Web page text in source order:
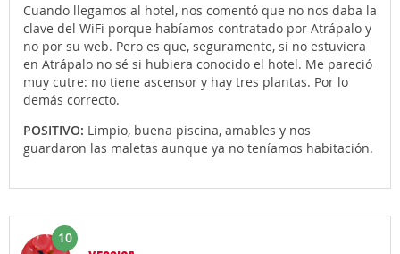
Cuando llegamos al hotel, nos comentó que no nos daba la
clave del WiFi porque habíamos contratado por Atrápalo y
no por su web. Pero es que, seguramente, si no estuviera
en Atrápalo no sé si hubiera conocido el hotel. Me pareció
muy cutre: no tiene ascensor y hay tres plantas. Por lo
demás correcto.
POSITIVO: Limpio, buena piscina, amables y nos
guardaron las maletas aunque ya no teníamos habitación.
10